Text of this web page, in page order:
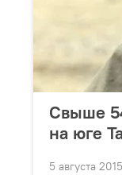
Свыше
на юге
5 августа